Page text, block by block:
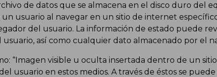
de datos que se almacena en el disco duro del
usuario al navegar en un sitio de internet
del usuario. La información de estado puede
así como cualquier dato almacenado por el
“Imagen visible u oculta insertada dentro de un
usuario en estos medios. A través de éstos se